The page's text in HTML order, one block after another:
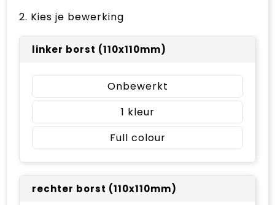
2. Kies je bewerking
linker borst (110x110mm)
Onbewerkt
1
Full colour
rechter borst (110x110mm)